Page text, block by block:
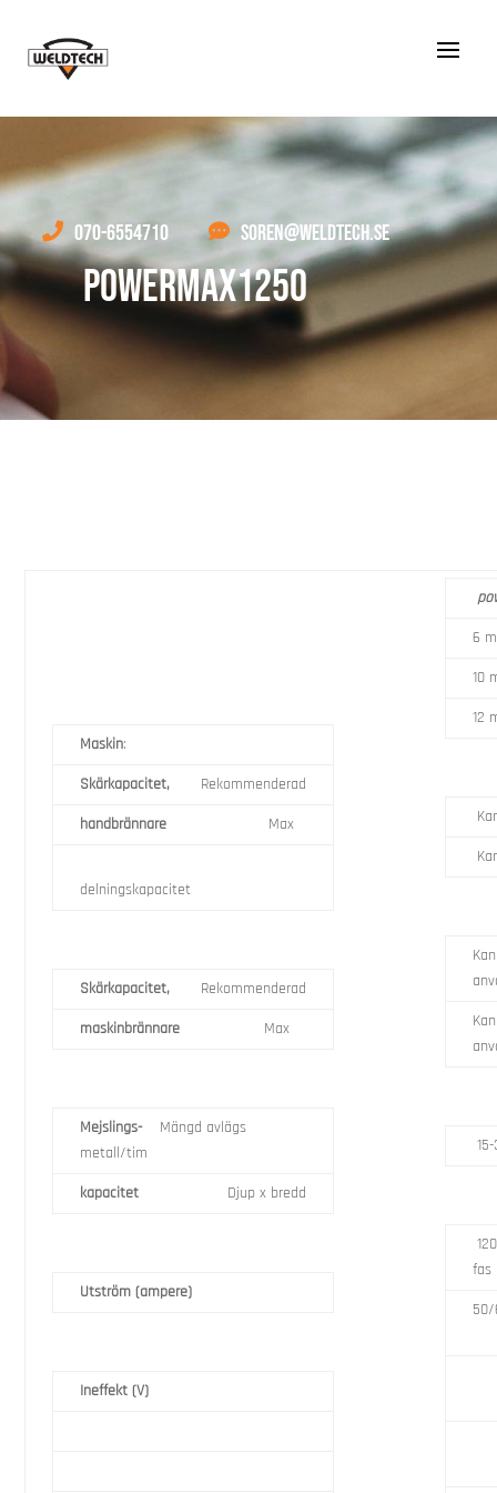
 070-6554710  SOREN@WELDTECH.SE
POWERMAX1250
Maskin:
Skärkapacitet, Rekommenderad
handbrännare
Max
delningskapacitet
Skärkapacitet,
Rekommenderad
maskinbrännare
Max
Mejslings-
Mängd avlägs
metall/tim
kapacitet
Djup x bredd
Utström (ampere)
Ineffekt (V)
6
10
12
fas
50/